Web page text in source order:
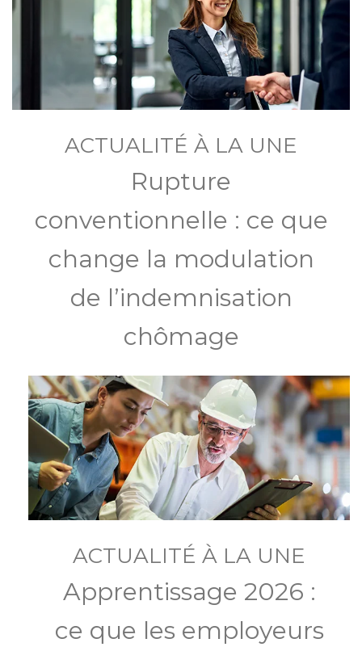
ACTUALITÉ À LA UNE
Rupture
conventionnelle : ce que
change la modulation
de l’indemnisation
chômage
ACTUALITÉ À LA UNE
Apprentissage 2026 :
ce que les employeurs